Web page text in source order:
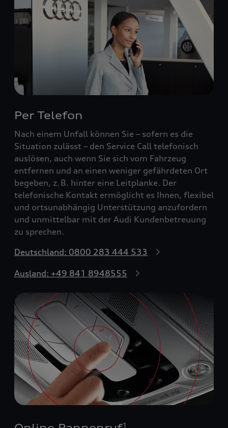
Per Telefon
Nach einem Unfall können Sie – sofern es die
Situation zulässt – den Service Call telefonisch
auslösen, auch wenn Sie sich vom Fahrzeug
entfernen und an einen weniger gefährdeten Ort
begeben, z. B. hinter eine Leitplanke. Der
telefonische Kontakt ermöglicht es Ihnen, flexibel
und ortsunabhängig Unterstützung anzufordern
und unmittelbar mit der Audi Kundenbetreuung
zu sprechen.
Deutschland: 0800 283 444 533
Ausland: +49 841 8948555
1